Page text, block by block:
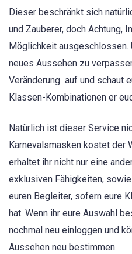
Dieser beschränkt sich
und Zauberer, doch Achtung,
Möglichkeit ausgeschlossen.
neues Aussehen zu
Veränderung auf und schaut
Klassen-Kombinationen er
Natürlich ist dieser Service
Karnevalsmasken kostet der
erhaltet ihr nicht nur eine
exklusiven Fähigkeiten,
euren Begleiter, sofern eure
hat. Wenn ihr eure Auswahl
nochmal neu einloggen und
Aussehen neu bestimmen.